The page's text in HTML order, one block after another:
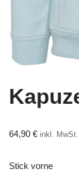
64,90 € inkl. MwSt.
Stick vorne